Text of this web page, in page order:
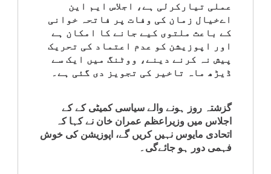
عملی تیارکرلی ہے، اجلاس ایم این
اےخیال زمان کی وفات پر فاتحہ خوانی
کے باعث ملتوی کیے جانے کا امکان ہے
اور اپوزیشن کو عدم اعتماد کی تحریک
پیش نہ کرنے دینے، ووٹنگ میں ایک سے
ڈیڑھ ماہ تاخیر کی تجویز دی گئی ہے۔
گزشتہ روز ہونے والے سیاسی کمیٹی کے کے
اجلاس میں وزیراعظم عمران خان نے کہا کہ
اتحادی مایوس نہیں کریں گے، اپوزیشن کی خوش
فہمی دور ہو جائےگی۔